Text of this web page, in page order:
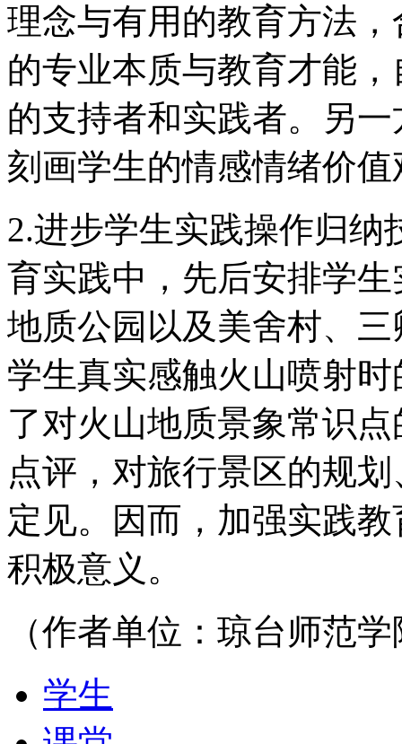
理念与有用的教育方法
的专业本质与教育才能
的支持者和实践者。另
刻画学生的情感情绪价
2.进步学生实践操作归
育实践中，先后安排学
地质公园以及美舍村、
学生真实感触火山喷射
了对火山地质景象常识
点评，对旅行景区的规
定见。因而，加强实践
积极意义。
（作者单位：琼台师范
学生